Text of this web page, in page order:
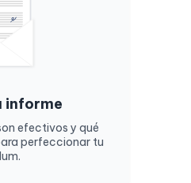
informe
efectivos y qué
perfeccionar tu